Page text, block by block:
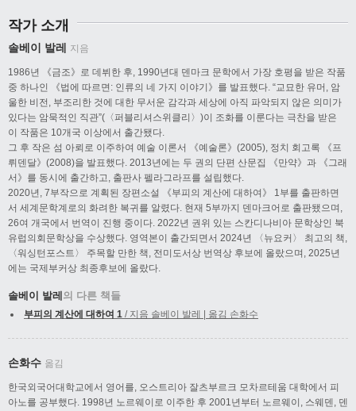
작가 소개
솔베이 발레 지음
1986년 《금조》로 데뷔한 후, 1990년대 덴마크 문학에서 가장 호평을 받은 작품
중 하나인 《법에 따르면: 인류의 네 가지 이야기》를 발표했다. “교묘한 유머, 암
울한 비전, 부조리한 것에 대한 무서운 감각과 세상에 아직 파악되지 않은 의미가
있다는 암묵적인 직관”(〈퍼블리셔스위클리〉)이 조화를 이룬다는 극찬을 받은
이 작품은 10개국 이상에서 출간됐다.
그 후 작은 섬 아뢰로 이주하여 예술 이론서 《예술론》(2005), 정치 회고록 《프
뤼덴달》(2008)을 발표했다. 2013년에는 두 권의 단편 산문집 《만약》과 《그래
서》를 동시에 출간하고, 출판사 펠라그라프를 설립했다.
2020년, 7부작으로 계획된 장편소설 《부피의 계산에 대하여》 1부를 출판하면
서 세계문학계로의 화려한 복귀를 알렸다. 현재 5부까지 덴마크어로 출판됐으며,
26여 개국에서 번역이 진행 중이다. 2022년 권위 있는 스칸디나비아 문학상인 북
유럽의회문학상을 수상했다. 영역본이 출간되면서 2024년 〈뉴요커〉 최고의 책,
〈워싱턴포스트〉 주목할 만한 책, 전미도서상 번역상 후보에 올랐으며, 2025년
에는 국제부커상 최종후보에 올랐다.
솔베이 발레 의 다른 책들
부피의 계산에 대하여 1 / 지음 솔베이 발레 | 옮김 손화수
손화수 옮김
한국외국어대학교에서 영어를, 오스트리아 잘츠부르크 모차르테움 대학에서 피
아노를 공부했다. 1998년 노르웨이로 이주한 후 2001년부터 노르웨이, 스웨덴, 덴